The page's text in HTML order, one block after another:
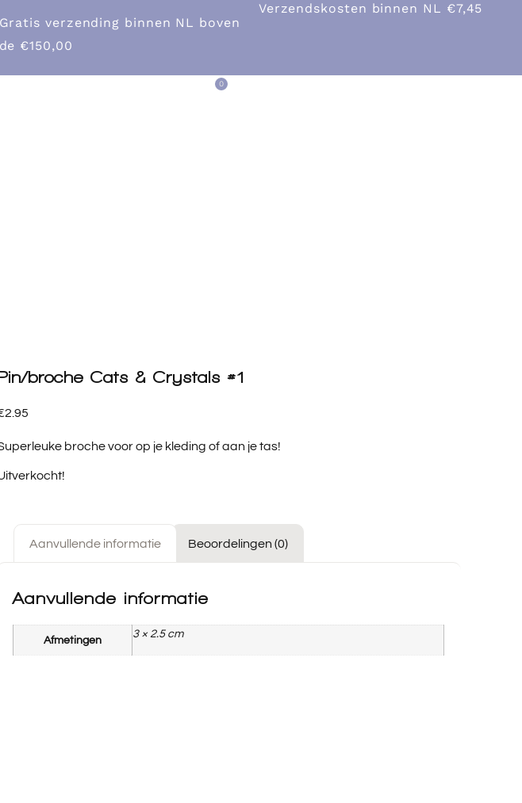
Gratis verzending binnen NL boven
de €150,00
Verzendskosten binnen NL €7,45
0
broche Cats & Crystals #1
2.95
broche voor op je kleding of aan je tas!
Aanvullende informatie Beoordelingen (0)
Aanvullende informatie
Afmetingen
3 × 2.5 cm